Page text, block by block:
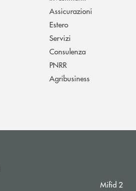
Assicurazioni
Estero
Servizi
Consulenza
PNRR
Agribusiness
Mifid 2